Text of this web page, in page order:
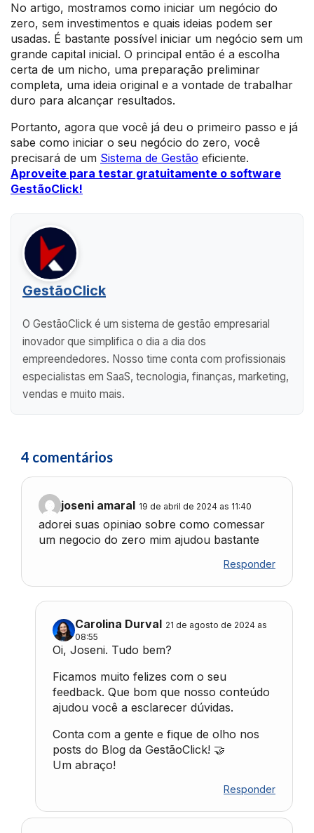
No artigo, mostramos como iniciar um negócio do
zero, sem investimentos e quais ideias podem ser
usadas. É bastante possível iniciar um negócio sem um
grande capital inicial. O principal então é a escolha
certa de um nicho, uma preparação preliminar
completa, uma ideia original e a vontade de trabalhar
duro para alcançar resultados.
Portanto, agora que você já deu o primeiro passo e já
sabe como iniciar o seu negócio do zero, você
precisará de um Sistema de Gestão eficiente.
Aproveite para testar gratuitamente o software
GestãoClick!
GestãoClick
O GestãoClick é um sistema de gestão empresarial
inovador que simplifica o dia a dia dos
empreendedores. Nosso time conta com profissionais
especialistas em SaaS, tecnologia, finanças, marketing,
vendas e muito mais.
4 comentários
joseni amaral 19 de abril de 2024 as 11:40
adorei suas opiniao sobre como comessar
um negocio do zero mim ajudou bastante
Responder
Carolina Durval 21 de agosto de 2024 as
08:55
Oi, Joseni. Tudo bem?
Ficamos muito felizes com o seu
feedback. Que bom que nosso conteúdo
ajudou você a esclarecer dúvidas.
Conta com a gente e fique de olho nos
posts do Blog da GestãoClick! 🤝
Um abraço!
Responder